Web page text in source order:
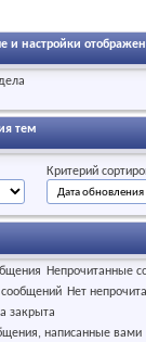
и настройки
тем
Критерий
Непрочитанные
Нет
закрыта